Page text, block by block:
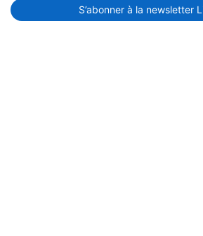
S’abonner à la newsletter